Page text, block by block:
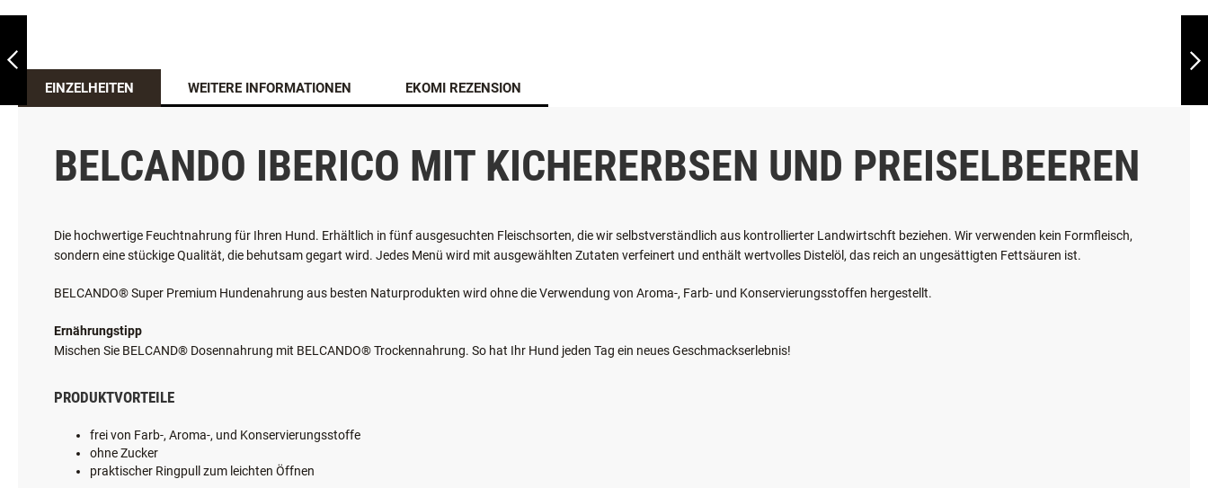
EINZELHEITEN
BELCANDO IBERICO MIT KICHERERBSEN UND PREISELBEEREN
Die hochwertige Feuchtnahrung für Ihren Hund. Erhältlich in fünf ausgesuchten Fleischsorten, die wir selbstverständlich aus kontrollierter Landwirtschft beziehen. Wir verwenden kein Formfleisch,
sondern eine stückige Qualität, die behutsam gegart wird. Jedes Menü wird mit ausgewählten Zutaten verfeinert und enthält wertvolles Distelöl, das reich an ungesättigten Fettsäuren ist.
BELCANDO® Super Premium Hundenahrung aus besten Naturprodukten wird ohne die Verwendung von Aroma-, Farb- und Konservierungsstoffen hergestellt.
Ernährungstipp
Mischen Sie BELCAND® Dosennahrung mit BELCANDO® Trockennahrung. So hat Ihr Hund jeden Tag ein neues Geschmackserlebnis!
PRODUKTVORTEILE
frei von Farb-, Aroma-, und Konservierungsstoffe
ohne Zucker
praktischer Ringpull zum leichten Öffnen
WEITERE INFORMATIONEN EKOMI REZENSION